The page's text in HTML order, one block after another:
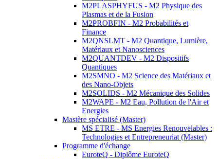
M2PLASPHYFUS - M2 Physique des
Plasmas et de la Fusion
M2PROBFIN - M2 Probabilités et
Finance
M2QNSLMT - M2 Quantique, Lumière,
Matériaux et Nanosciences
M2QUANTDEV - M2 Dispositifs
Quantiques
M2SMNO - M2 Science des Matériaux et
des Nano-Objets
M2SOLIDS - M2 Mécanique des Solides
M2WAPE - M2 Eau, Pollution de l'Air et
Energies
Mastère spécialisé (Master)
MS ETRE - MS Energies Renouvelables :
Technologies et Entrepreneuriat (Master)
Programme d'échange
EuroteQ - Diplôme EuroteQ